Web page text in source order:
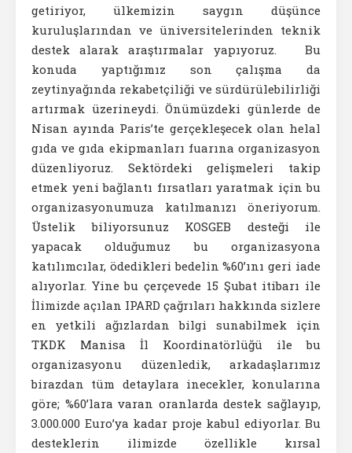
getiriyor, ülkemizin saygın düşünce
kuruluşlarından ve üniversitelerinden teknik
destek alarak araştırmalar yapıyoruz. Bu
konuda yaptığımız son çalışma da
zeytinyağında rekabetçiliği ve sürdürülebilirliği
artırmak üzerineydi. Önümüzdeki günlerde de
Nisan ayında Paris’te gerçekleşecek olan helal
gıda ve gıda ekipmanları fuarına organizasyon
düzenliyoruz. Sektördeki gelişmeleri takip
etmek yeni bağlantı fırsatları yaratmak için bu
organizasyonumuza katılmanızı öneriyorum.
Üstelik biliyorsunuz KOSGEB desteği ile
yapacak olduğumuz bu organizasyona
katılımcılar, ödedikleri bedelin %60’ını geri iade
alıyorlar. Yine bu çerçevede 15 Şubat itibarı ile
İlimizde açılan IPARD çağrıları hakkında sizlere
en yetkili ağızlardan bilgi sunabilmek için
TKDK Manisa İl Koordinatörlüğü ile bu
organizasyonu düzenledik, arkadaşlarımız
birazdan tüm detaylara inecekler, konularına
göre; %60’lara varan oranlarda destek sağlayıp,
3.000.000 Euro’ya kadar proje kabul ediyorlar. Bu
desteklerin ilimizde özellikle kırsal